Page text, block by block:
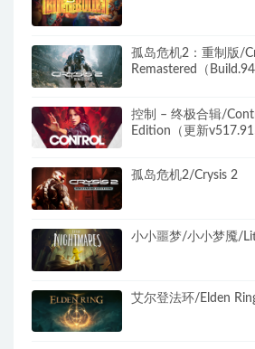
孤岛危机2：重制版/
Remastered（
控制 – 终极合辑/
Edition（更新
孤岛危机2/Crysis 2
小小噩梦/小小梦魇/
艾尔登法环/Elden